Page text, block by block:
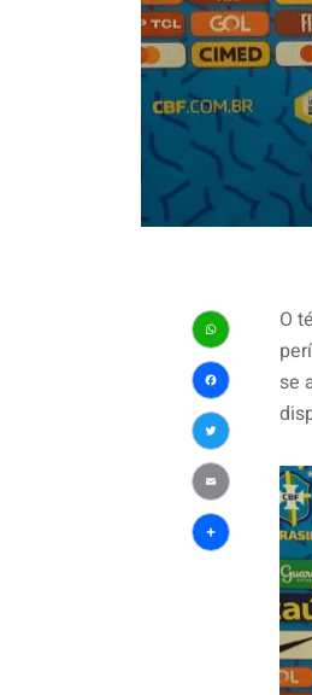
Twitter
Email
Share
O
se